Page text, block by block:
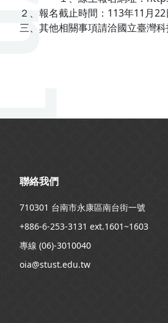
２、報名截止時間：113年11月22
三、其他相關事項請洽國立臺灣
:::
聯絡我們
710301 台南市永康區南台街一號
+886-6-253-3131 ext.1601~1603
專線 (06)-3010040
oia@stust.edu.tw